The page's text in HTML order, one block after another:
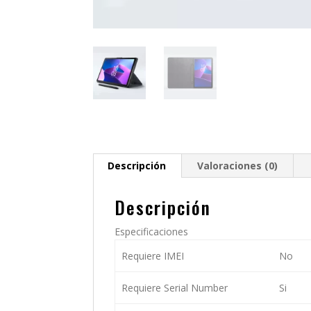
Descripción Valoraciones (0)
Descripción
Especificaciones
Requiere IMEI
No
Requiere Serial Number Si